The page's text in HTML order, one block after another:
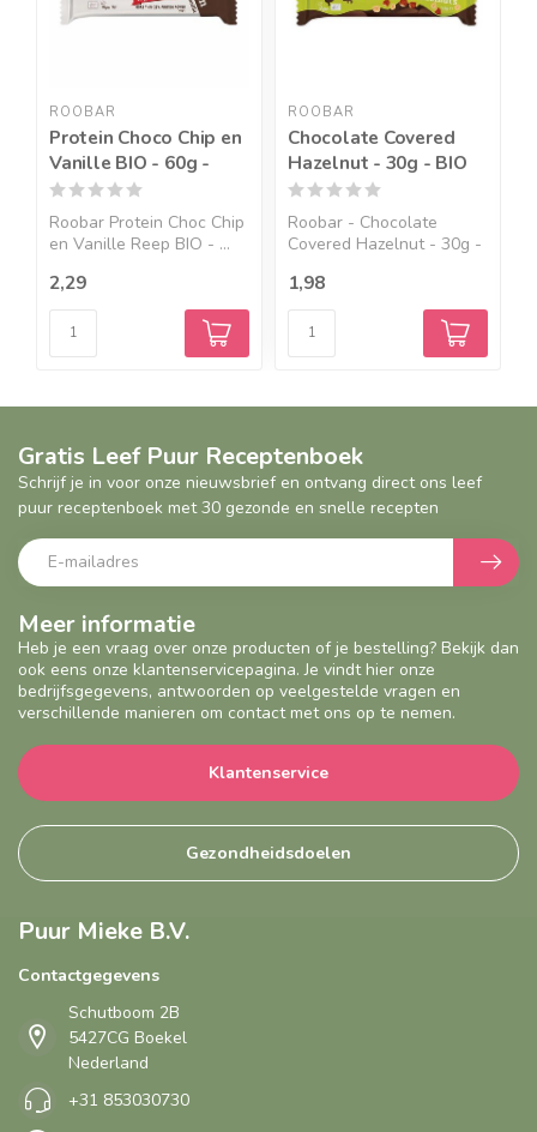
ROOBAR
Protein Choco Chip en
Vanille BIO - 60g -
Roobar Protein Choc Chip
en Vanille Reep BIO - ...
2,29
ROOBAR
Chocolate Covered
Hazelnut - 30g - BIO
Roobar - Chocolate
Covered Hazelnut - 30g -
1,98
Meer informatie
Heb je een vraag over onze producten of je bestelling? Bekijk dan
ook eens onze klantenservicepagina. Je vindt hier onze
bedrijfsgegevens, antwoorden op veelgestelde vragen en
verschillende manieren om contact met ons op te nemen.
Klantenservice
Gezondheidsdoelen
Gratis Leef Puur Receptenboek
Schrijf je in voor onze nieuwsbrief en ontvang direct ons leef
puur receptenboek met 30 gezonde en snelle recepten
Puur Mieke B.V.
Contactgegevens
Schutboom 2B
5427CG Boekel
Nederland
+31 853030730